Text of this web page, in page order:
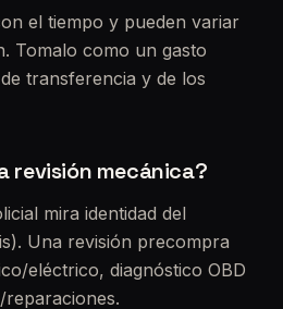
el tiempo y pueden variar
Tomalo como un gasto
transferencia y de los
revisión mecánica?
mira identidad del
Una revisión precompra
eléctrico, diagnóstico OBD
reparaciones.